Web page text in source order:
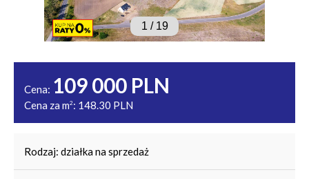
1 / 19
Cena: 109 000 PLN
Cena za m2 : 148.30 PLN
Rodzaj: działka na sprzedaż